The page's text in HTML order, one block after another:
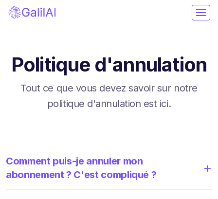
Politique d'annulation
Tout ce que vous devez savoir sur notre
politique d'annulation est ici.
Comment puis-je annuler mon
abonnement ? C'est compliqué ?